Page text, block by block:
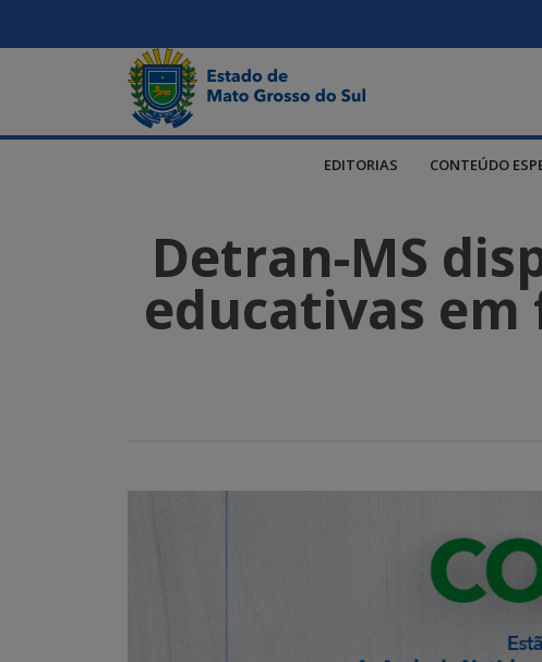
EDITORIAS CONTEÚDO
Detran-MS
educativas